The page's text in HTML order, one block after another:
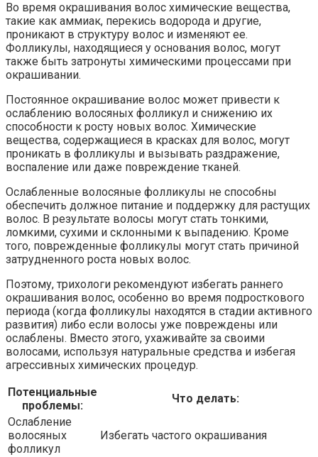
Во время окрашивания волос химические вещества,
такие как аммиак, перекись водорода и другие,
проникают в структуру волос и изменяют ее.
Фолликулы, находящиеся у основания волос, могут
также быть затронуты химическими процессами при
окрашивании.
Постоянное окрашивание волос может привести к
ослаблению волосяных фолликул и снижению их
способности к росту новых волос. Химические
вещества, содержащиеся в красках для волос, могут
проникать в фолликулы и вызывать раздражение,
воспаление или даже повреждение тканей.
Ослабленные волосяные фолликулы не способны
обеспечить должное питание и поддержку для растущих
волос. В результате волосы могут стать тонкими,
ломкими, сухими и склонными к выпадению. Кроме
того, поврежденные фолликулы могут стать причиной
затрудненного роста новых волос.
Поэтому, трихологи рекомендуют избегать раннего
окрашивания волос, особенно во время подросткового
периода (когда фолликулы находятся в стадии активного
развития) либо если волосы уже повреждены или
ослаблены. Вместо этого, ухаживайте за своими
волосами, используя натуральные средства и избегая
агрессивных химических процедур.
Потенциальные
проблемы:
Что делать:
Ослабление
волосяных
фолликул
Избегать частого окрашивания